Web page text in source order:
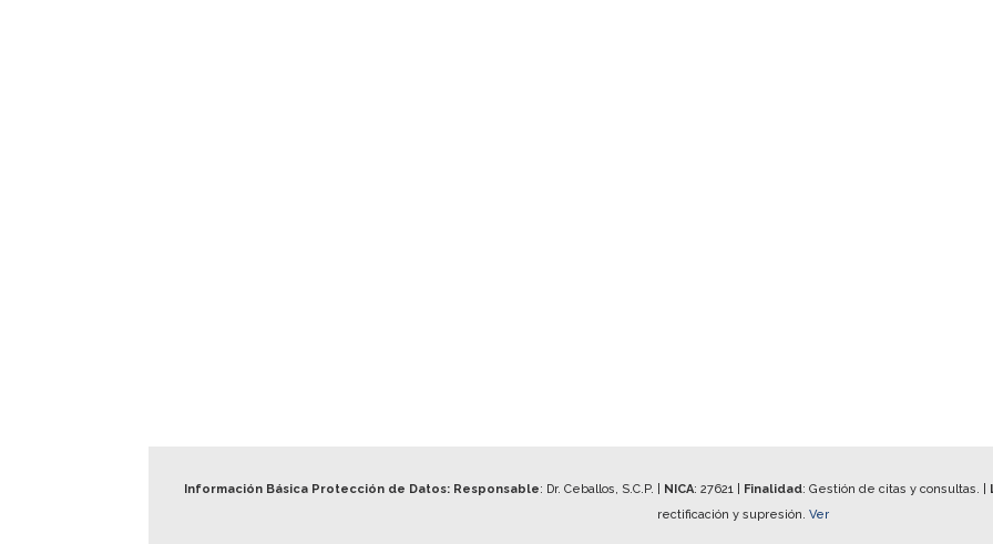
Información Básica Protección de Datos: Responsable: Dr. Ceballos, S.C.P. | NICA: 27621| Finalidad: Gestión de citas y consultas. |
rectificación y supresión. Ver